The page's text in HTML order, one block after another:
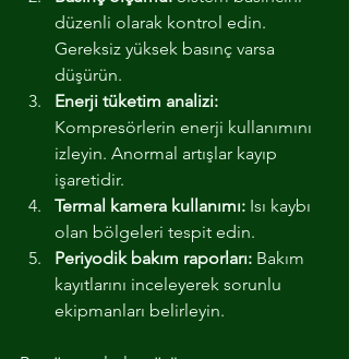
düzenli olarak kontrol edin.
Gereksiz yüksek basınç varsa
düşürün.
Enerji tüketim analizi:
Kompresörlerin enerji kullanımını
izleyin. Anormal artışlar kayıp
işaretidir.
Termal kamera kullanımı: Isı kaybı
olan bölgeleri tespit edin.
Periyodik bakım raporları: Bakım
kayıtlarını inceleyerek sorunlu
ekipmanları belirleyin.